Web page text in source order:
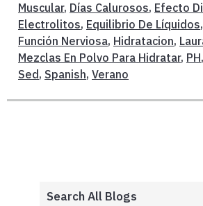
Muscular, Días Calurosos, Efecto
Electrolitos, Equilibrio De Líquidos,
Función Nerviosa, Hidratacion,
Mezclas En Polvo Para Hidratar, PH,
Sed , Spanish, Verano